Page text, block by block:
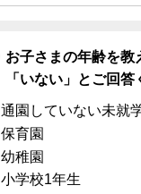
お子さまの年齢を教
「いない」とご回答
通園していない未就
保育園
幼稚園
小学校1年生